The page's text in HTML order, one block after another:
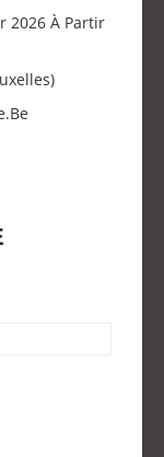
2026 À Partir